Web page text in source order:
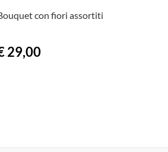
con fiori assortiti
29,00